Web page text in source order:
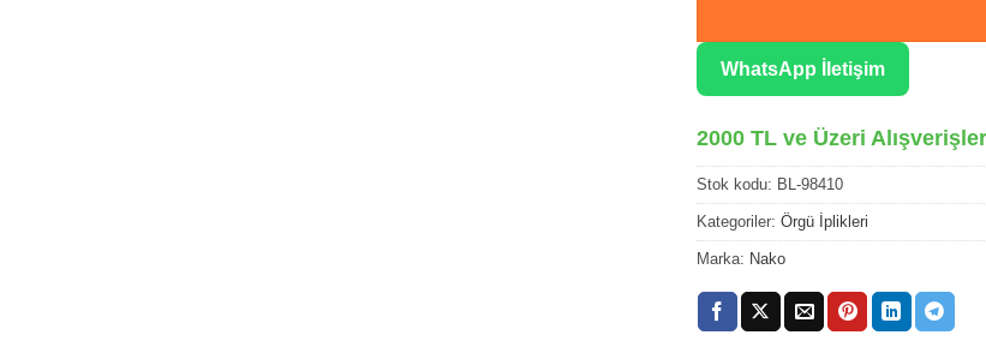
WhatsApp İletişim
2000 TL ve Üzeri
Stok kodu: BL-98410
Kategoriler: Örgü İplikleri
Marka: Nako